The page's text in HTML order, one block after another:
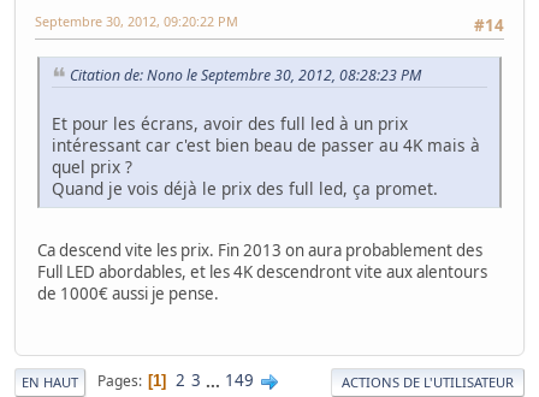
#14
Septembre 30, 2012, 09:20:22 PM
Citation de: Nono le Septembre 30, 2012, 08:28:23 PM
Et pour les écrans, avoir des full led à un prix
intéressant car c'est bien beau de passer au 4K mais à
quel prix ?
Quand je vois déjà le prix des full led, ça promet.
Ca descend vite les prix. Fin 2013 on aura probablement des
Full LED abordables, et les 4K descendront vite aux alentours
de 1000€ aussi je pense.
EN HAUT Pages 1 2 3 ... 149 ACTIONS DE L'UTILISATEUR